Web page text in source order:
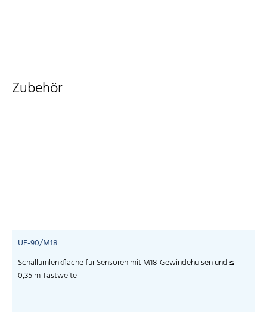
Zubehör
UF-90/M18
Schallumlenkfläche für Sensoren mit M18-Gewindehülsen und ≤
0,35 m Tastweite